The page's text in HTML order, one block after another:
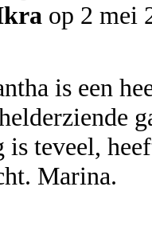
op 2 mei
is een
is teveel,
Marina.